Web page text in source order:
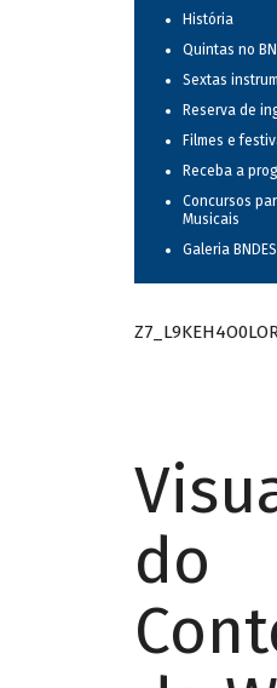
História
Quintas no
Sextas
Reserva de
Filmes e
Receba a
Concursos
Musicais
Galeria BNDES
do